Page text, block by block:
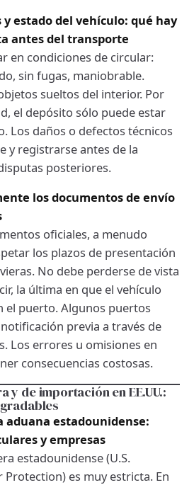
estado del vehículo: qué hay
antes del transporte
en condiciones de circular:
sin fugas, maniobrable.
sueltos del interior. Por
el depósito sólo puede estar
Los daños o defectos técnicos
y registrarse antes de la
posteriores.
los documentos de envío
oficiales, a menudo
los plazos de presentación
No debe perderse de vista
la última en que el vehículo
el puerto. Algunos puertos
previa a través de
Los errores u omisiones en
consecuencias costosas.
y de importación en EE.UU.:
aduana estadounidense:
y empresas
estadounidense (U.S.
es muy estricta. En